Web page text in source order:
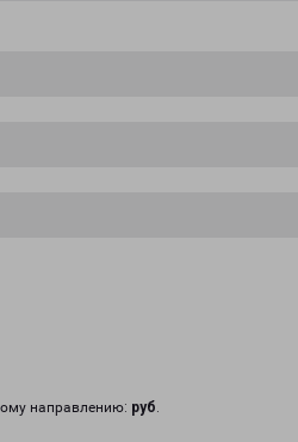
направлению: руб.